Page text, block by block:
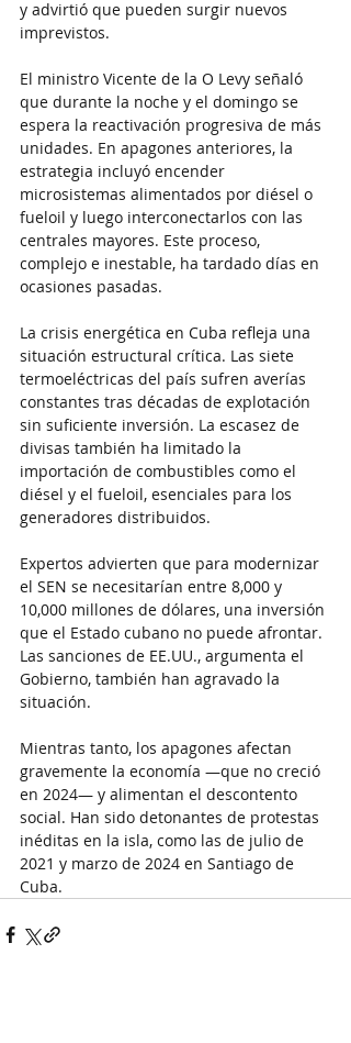
y advirtió que pueden surgir nuevos
imprevistos.
El ministro Vicente de la O Levy señaló
que durante la noche y el domingo se
espera la reactivación progresiva de más
unidades. En apagones anteriores, la
estrategia incluyó encender
microsistemas alimentados por diésel o
fueloil y luego interconectarlos con las
centrales mayores. Este proceso,
complejo e inestable, ha tardado días en
ocasiones pasadas.
La crisis energética en Cuba refleja una
situación estructural crítica. Las siete
termoeléctricas del país sufren averías
constantes tras décadas de explotación
sin suficiente inversión. La escasez de
divisas también ha limitado la
importación de combustibles como el
diésel y el fueloil, esenciales para los
generadores distribuidos.
Expertos advierten que para modernizar
el SEN se necesitarían entre 8,000 y
10,000 millones de dólares, una inversión
que el Estado cubano no puede afrontar.
Las sanciones de EE.UU., argumenta el
Gobierno, también han agravado la
situación.
Mientras tanto, los apagones afectan
gravemente la economía —que no creció
en 2024— y alimentan el descontento
social. Han sido detonantes de protestas
inéditas en la isla, como las de julio de
2021 y marzo de 2024 en Santiago de
Cuba.